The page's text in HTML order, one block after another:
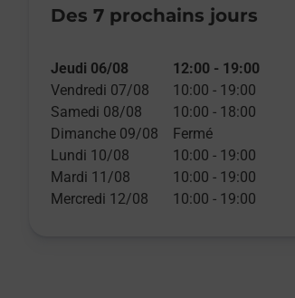
Des 7 prochains jours
Jeudi 06/08 12:00 - 19:00
Vendredi 07/08
10:00 - 19:00
Samedi 08/08
10:00 - 18:00
Dimanche 09/08
Fermé
Lundi 10/08
10:00 - 19:00
Mardi 11/08
10:00 - 19:00
Mercredi 12/08
10:00 - 19:00